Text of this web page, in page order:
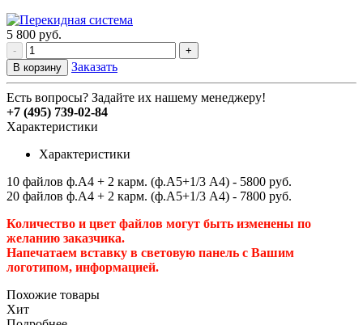
5 800 руб.
-
+
В корзину
Заказать
Есть вопросы? Задайте их нашему менеджеру!
+7 (495) 739-02-84
Характеристики
Характеристики
10 файлов ф.А4 + 2 карм. (ф.А5+1/3 А4) - 5800 руб.
20 файлов ф.А4 + 2 карм. (ф.А5+1/3 А4) - 7800 руб.
Количество и цвет файлов могут быть изменены по
желанию заказчика.
Напечатаем вставку в световую панель с Вашим
логотипом, информацией.
Похожие товары
Хит